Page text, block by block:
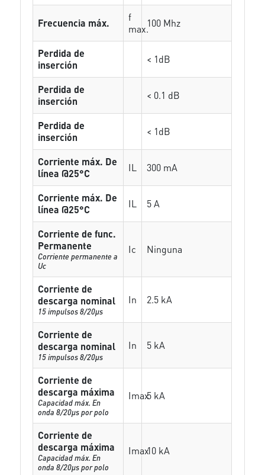
Frecuencia máx.
f
max.100 Mhz
Perdida de
inserción
< 1dB
Perdida de
inserción
< 0.1 dB
Perdida de
inserción
< 1dB
Corriente máx. De
línea @25°C
IL 300 mA
Corriente máx. De
línea @25°C
IL 5 A
Corriente de func.
Permanente
Corriente permanente a
Uc
Ic Ninguna
Corriente de
descarga nominal
15 impulsos 8/20µs
In 2.5 kA
Corriente de
descarga nominal
15 impulsos 8/20µs
In 5 kA
Corriente de
descarga máxima
Capacidad máx. En
onda 8/20µs por polo
Imax5 kA
Corriente de
descarga máxima
Capacidad máx. En
onda 8/20µs por polo
Imax10 kA